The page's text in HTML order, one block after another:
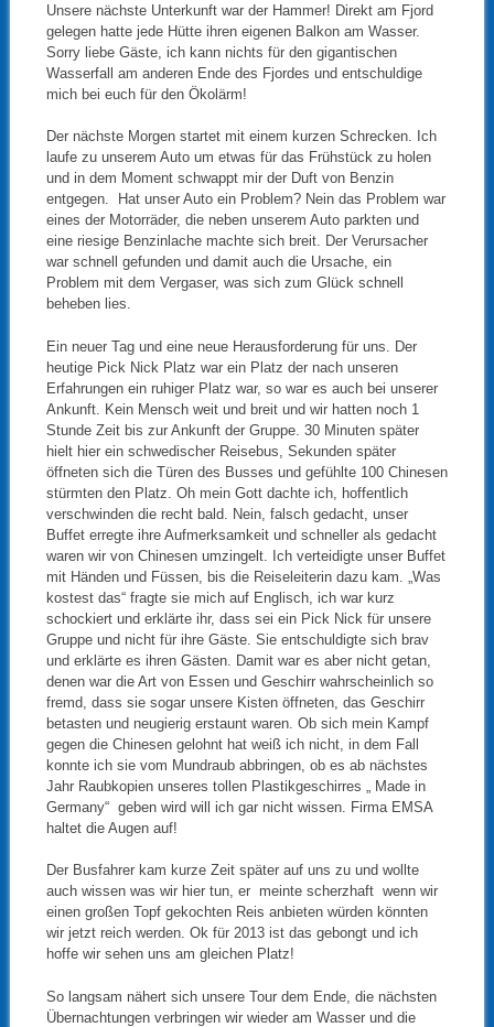
Unsere nächste Unterkunft war der Hammer! Direkt am Fjord
gelegen hatte jede Hütte ihren eigenen Balkon am Wasser.
Sorry liebe Gäste, ich kann nichts für den gigantischen
Wasserfall am anderen Ende des Fjordes und entschuldige
mich bei euch für den Ökolärm!
Der nächste Morgen startet mit einem kurzen Schrecken. Ich
laufe zu unserem Auto um etwas für das Frühstück zu holen
und in dem Moment schwappt mir der Duft von Benzin
entgegen. Hat unser Auto ein Problem? Nein das Problem war
eines der Motorräder, die neben unserem Auto parkten und
eine riesige Benzinlache machte sich breit. Der Verursacher
war schnell gefunden und damit auch die Ursache, ein
Problem mit dem Vergaser, was sich zum Glück schnell
beheben lies.
Ein neuer Tag und eine neue Herausforderung für uns. Der
heutige Pick Nick Platz war ein Platz der nach unseren
Erfahrungen ein ruhiger Platz war, so war es auch bei unserer
Ankunft. Kein Mensch weit und breit und wir hatten noch 1
Stunde Zeit bis zur Ankunft der Gruppe. 30 Minuten später
hielt hier ein schwedischer Reisebus, Sekunden später
öffneten sich die Türen des Busses und gefühlte 100 Chinesen
stürmten den Platz. Oh mein Gott dachte ich, hoffentlich
verschwinden die recht bald. Nein, falsch gedacht, unser
Buffet erregte ihre Aufmerksamkeit und schneller als gedacht
waren wir von Chinesen umzingelt. Ich verteidigte unser Buffet
mit Händen und Füssen, bis die Reiseleiterin dazu kam. „Was
kostest das“ fragte sie mich auf Englisch, ich war kurz
schockiert und erklärte ihr, dass sei ein Pick Nick für unsere
Gruppe und nicht für ihre Gäste. Sie entschuldigte sich brav
und erklärte es ihren Gästen. Damit war es aber nicht getan,
denen war die Art von Essen und Geschirr wahrscheinlich so
fremd, dass sie sogar unsere Kisten öffneten, das Geschirr
betasten und neugierig erstaunt waren. Ob sich mein Kampf
gegen die Chinesen gelohnt hat weiß ich nicht, in dem Fall
konnte ich sie vom Mundraub abbringen, ob es ab nächstes
Jahr Raubkopien unseres tollen Plastikgeschirres „ Made in
Germany“ geben wird will ich gar nicht wissen. Firma EMSA
haltet die Augen auf!
Der Busfahrer kam kurze Zeit später auf uns zu und wollte
auch wissen was wir hier tun, er meinte scherzhaft wenn wir
einen großen Topf gekochten Reis anbieten würden könnten
wir jetzt reich werden. Ok für 2013 ist das gebongt und ich
hoffe wir sehen uns am gleichen Platz!
So langsam nähert sich unsere Tour dem Ende, die nächsten
Übernachtungen verbringen wir wieder am Wasser und die